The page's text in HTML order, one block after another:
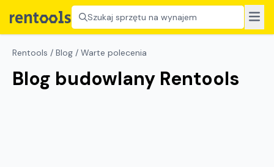
Szukaj sprzętu na wynajem
Rentools / Blog / Warte polecenia
Blog budowlany Rentools